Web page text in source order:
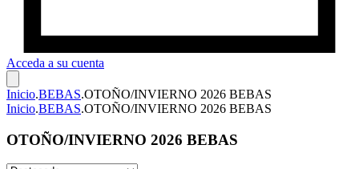
Acceda a su cuenta
Inicio.BEBAS.OTOÑO/INVIERNO 2026 BEBAS
Inicio.BEBAS.OTOÑO/INVIERNO 2026 BEBAS
OTOÑO/INVIERNO 2026 BEBAS